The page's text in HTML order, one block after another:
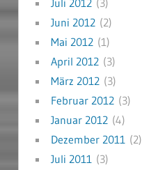
Juli 2012(3)
Juni 2012(2)
Mai 2012(1)
April 2012(3)
März 2012(3)
Februar 2012(3)
Januar 2012(4)
Dezember 2011(2)
Juli 2011(3)